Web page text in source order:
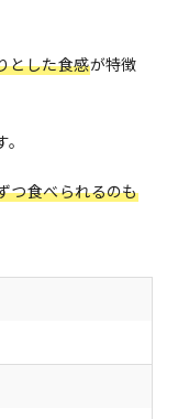
とした食感が特徴
つ食べられるのも